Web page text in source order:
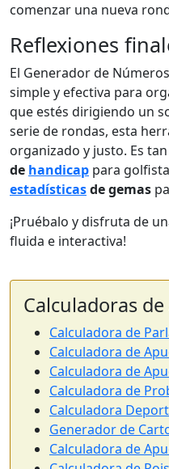
comenzar una nueva
Reflexiones
El Generador de
simple y efectiva para
que estés dirigiendo un
serie de rondas, esta
organizado y justo. Es
de handicap para
estadísticasde gemas
¡Pruébalo y disfruta de
fluida e interactiva!
Calculadoras
Calculadora de
Calculadora de
Calculadora de
Calculadora de
Calculadora
Generador de
Calculadora de